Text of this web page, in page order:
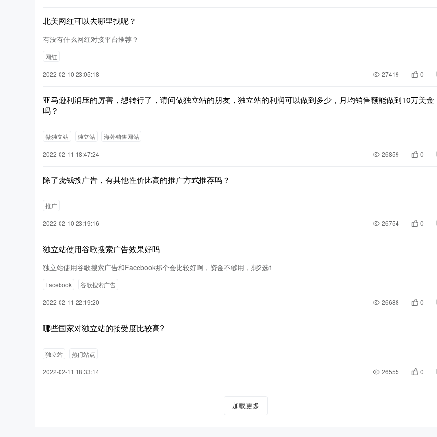
北美网红可以去哪里找呢？
有没有什么网红对接平台推荐？
网红
2022-02-10 23:05:18 27419 0
亚马逊利润压的厉害，想转行了，请问做独立站的朋友，独立站的利润可以做到多少，月均销售额能做到10万美金
吗？
做独立站 独立站 海外销售网站
2022-02-11 18:47:24 26859 0
除了烧钱投广告，有其他性价比高的推广方式推荐吗？
推广
2022-02-10 23:19:16 26754 0
独立站使用谷歌搜索广告效果好吗
独立站使用谷歌搜索广告和Facebook那个会比较好啊，资金不够用，想2选1
Facebook 谷歌搜索广告
2022-02-11 22:19:20 26688 0
哪些国家对独立站的接受度比较高?
独立站 热门站点
2022-02-11 18:33:14 26555 0
加载更多